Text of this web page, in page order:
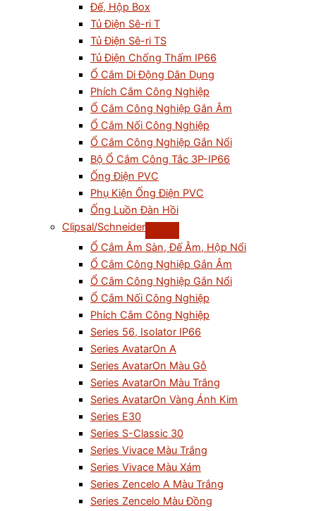
Đế, Hộp Box
Tủ Điện Sê-ri T
Tủ Điện Sê-ri TS
Tủ Điện Chống Thấm IP66
Ổ Cắm Di Động Dân Dụng
Phích Cắm Công Nghiệp
Ổ Cắm Công Nghiệp Gắn Âm
Ổ Cắm Nối Công Nghiệp
Ổ Cắm Công Nghiệp Gắn Nổi
Bộ Ổ Cắm Công Tắc 3P-IP66
Ống Điện PVC
Phụ Kiện Ống Điện PVC
Ống Luồn Đàn Hồi
Clipsal/Schneider
Ổ Cắm Âm Sàn, Đế Âm, Hộp Nổi
Ổ Cắm Công Nghiệp Gắn Âm
Ổ Cắm Công Nghiệp Gắn Nổi
Ổ Cắm Nối Công Nghiệp
Phích Cắm Công Nghiệp
Series 56, Isolator IP66
Series AvatarOn A
Series AvatarOn Màu Gỗ
Series AvatarOn Màu Trắng
Series AvatarOn Vàng Ánh Kim
Series E30
Series S-Classic 30
Series Vivace Màu Trắng
Series Vivace Màu Xám
Series Zencelo A Màu Trắng
Series Zencelo Màu Đồng